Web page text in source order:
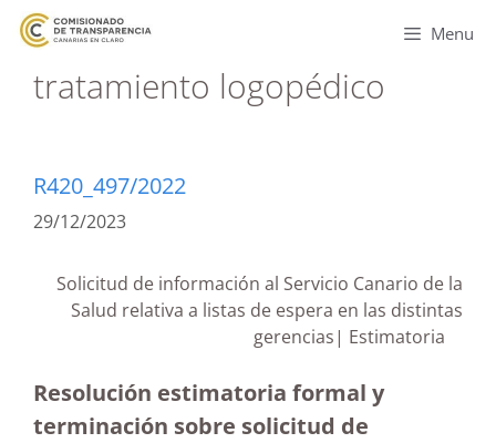
Menu
tratamiento logopédico
R420_497/2022
29/12/2023
Solicitud de información al Servicio Canario de la
Salud relativa a listas de espera en las distintas
gerencias| Estimatoria
Resolución estimatoria formal y
terminación sobre solicitud de